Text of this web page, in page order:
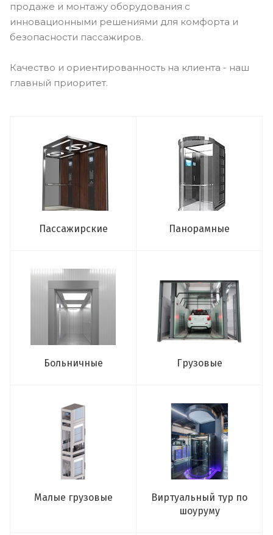
продаже и монтажу оборудования с
инновационными решениями для комфорта и
безопасности пассажиров.
Качество и ориентированность на клиента - наш
главный приоритет.
Пассажирские Панорамные
Больничные Грузовые
Малые грузовые
Виртуальный тур по
шоуруму